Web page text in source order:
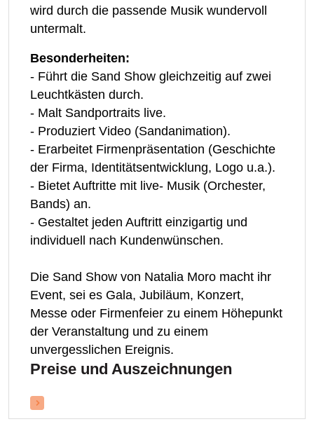
wird durch die passende Musik wundervoll
untermalt.
Besonderheiten:
- Führt die Sand Show gleichzeitig auf zwei
Leuchtkästen durch.
- Malt Sandportraits live.
- Produziert Video (Sandanimation).
- Erarbeitet Firmenpräsentation (Geschichte
der Firma, Identitätsentwicklung, Logo u.a.).
- Bietet Auftritte mit live- Musik (Orchester,
Bands) an.
- Gestaltet jeden Auftritt einzigartig und
individuell nach Kundenwünschen.
Die Sand Show von Natalia Moro macht ihr
Event, sei es Gala, Jubiläum, Konzert,
Messe oder Firmenfeier zu einem Höhepunkt
der Veranstaltung und zu einem
unvergesslichen Ereignis.
Preise und Auszeichnungen